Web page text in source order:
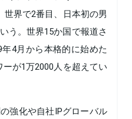
世界で2番目、日本初の男
う。世界15か国で報道さ
4月から本格的に始めた
が1万2000人を超えてい
強化や自社IPグローバル